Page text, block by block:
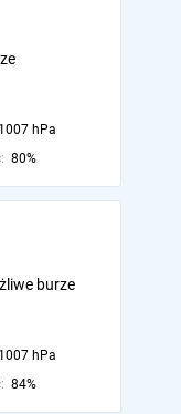
1007 hPa
80%
burze
1007 hPa
84%